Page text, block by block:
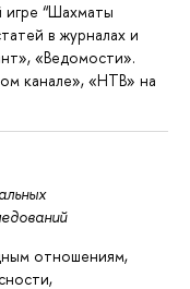
“Шахматы
в журналах и
«Ведомости».
канале», «НТВ» на
отношениям,